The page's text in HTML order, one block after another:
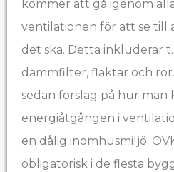
kommer att gå igenom
ventilationen för att se till
det ska. Detta inkluderar
dammfilter, fläktar och
sedan förslag på hur man
energiåtgången i
en dålig inomhusmiljö.
obligatorisk i de flesta